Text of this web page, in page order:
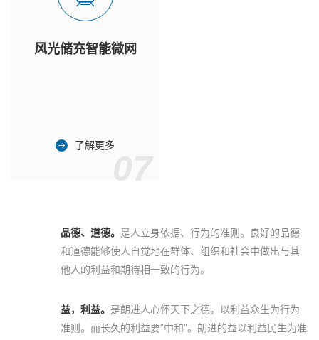
风光储充智能微网
了解更多
品德、道德。 是人立身依据、行为的准则。良好的品德
和道德能够使人自觉地在群体、组织和社会中做出与其
他人的利益和期待相一致的行为。
益，利益。 是朗进人心怀天下之德，以利益众生为行为
准则。而长久的利益要“中和”。朗进的益以利益民生为准